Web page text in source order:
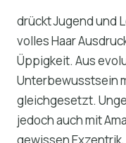
drückt Jugend und
volles Haar
Üppigkeit. Aus
Unterbewusstsein
gleichgesetzt.
jedoch auch mit